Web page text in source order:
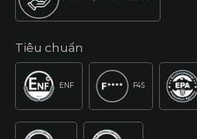
Tiêu chuẩn
ENF F4S